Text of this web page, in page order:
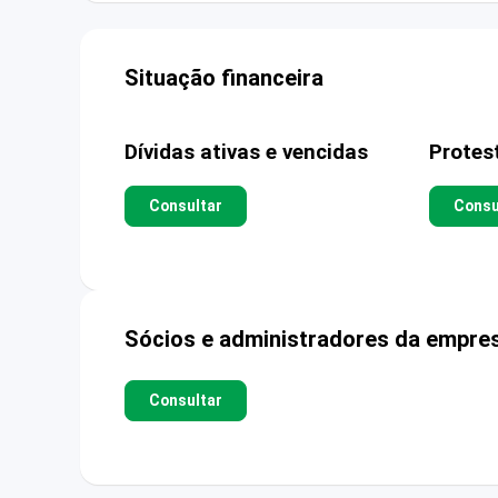
Situação financeira
Dívidas ativas e vencidas
Consultar
Sócios e administradores da
Consultar